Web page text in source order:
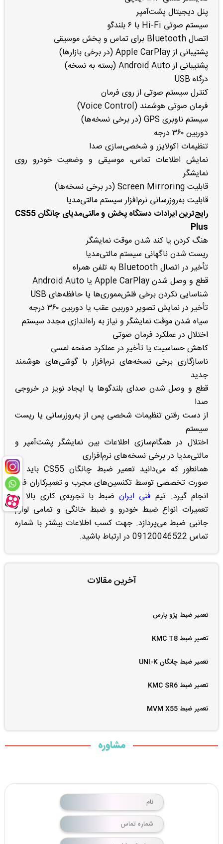
پنل دیجیتال پشت‌آمپر
سیستم صوتی Hi-Fi با ۶ بلندگو
اتصال Bluetooth برای تماس و پخش موسیقی
پشتیبانی از Apple CarPlay (در برخی بازارها)
پشتیبانی از Android Auto (بسته به نسخه)
درگاه USB
کنترل سیستم صوتی از روی فرمان
فرمان صوتی هوشمند (Voice Control)
سیستم ناوبری GPS (در برخی نسخه‌ها)
دوربین ۳۶۰ درجه
تنظیمات اکولایزر و شخصی‌سازی صدا
نمایش اطلاعات تماس، موسیقی و وضعیت خودرو روی
نمایشگر
قابلیت Screen Mirroring (در برخی نسخه‌ها)
قابلیت به‌روزرسانی نرم‌افزار سیستم مالتی‌مدیا
رایج‌ترین ایرادات دستگاه پخش و مالتی‌مدیای چانگان CS55
Plus
هنگ کردن یا کند شدن موقت نمایشگر
ریست شدن ناگهانی سیستم مالتی‌مدیا
تأخیر در اتصال Bluetooth به تلفن همراه
قطع و وصل شدن Apple CarPlay یا Android Auto
شناسایی نکردن برخی فلش‌مموری‌ها یا حافظه‌های USB
تأخیر در نمایش تصویر دوربین عقب یا دوربین ۳۶۰ درجه
سیاه شدن موقت نمایشگر و نیاز به راه‌اندازی مجدد سیستم
اختلال در عملکرد فرمان صوتی
کاهش حساسیت یا تأخیر در عملکرد صفحه لمسی
ناسازگاری برخی نسخه‌های نرم‌افزار با گوشی‌های هوشمند
جدید
قطع و وصل شدن صدای بلندگوها یا ایجاد نویز در خروجی
صدا
از دست رفتن تنظیمات شخصی پس از به‌روزرسانی یا ریست
سیستم
اختلال در همگام‌سازی اطلاعات بین نمایشگر پشت‌آمپر و
مالتی‌مدیا در برخی نسخه‌های نرم‌افزاری
همانطور که می‌دانید تعمیر ضبط چانگان CS55 باید به
صورت تخصصی توسط تکنسین‌های مجرب و تعمیرکاران فنی
انجام گیرد. تیم فنی ایران ضبط با تجربه‌ی کاری بالا به
تعمیرات انواع ضبط خودرو و ضبط خانگی و تمامی لوازم
جانبی ضبط می‌پردازد. جهت کسب اطلاعات بیشتر با شماره
تماس 09120046522 در ارتباط باشید.
آخرین مقالات
تعمیر ضبط پژو پارس
تعمیر ضبط KMC T8
تعمیر ضبط چانگان UNI-K
تعمیر ضبط KMC SR6
تعمیر ضبط MVM X55
مشاوره